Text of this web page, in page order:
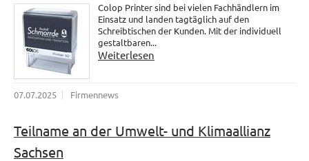
Colop Printer sind bei vielen Fachhändlern im
Einsatz und landen tagtäglich auf den
Schreibtischen der Kunden. Mit der individuell
gestaltbaren...
Weiterlesen
07.07.2025 Firmennews
Teilname an der Umwelt- und Klimaallianz
Sachsen